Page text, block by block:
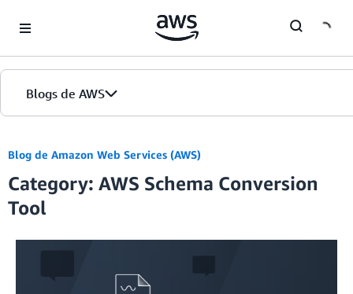
Blogs de AWS
Inicio
Ediciones
Blog de Amazon Web Services (AWS)
Category: AWS Schema Conversion
Tool